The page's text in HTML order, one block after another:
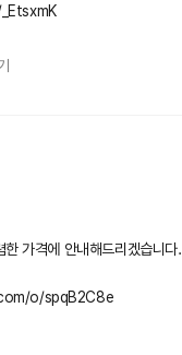
가격에 안내해드리겠습니다.
o/spqB2C8e